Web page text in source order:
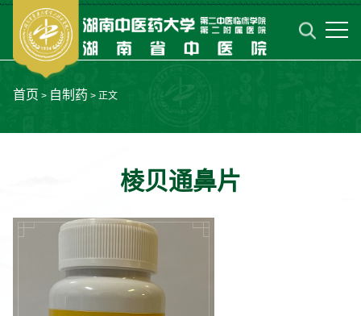
首页 > 自制药 > 正文
棱贝通鼻片